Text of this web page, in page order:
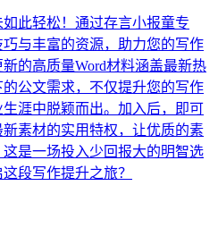
此轻松！通过存言小报童专
与丰富的资源，助力您的写作
的高质量Word材料涵盖最新热
公文需求，不仅提升您的写作
涯中脱颖而出。加入后，即可
素材的实用特权，让优质的素
是一场投入少回报大的明智选
段写作提升之旅？